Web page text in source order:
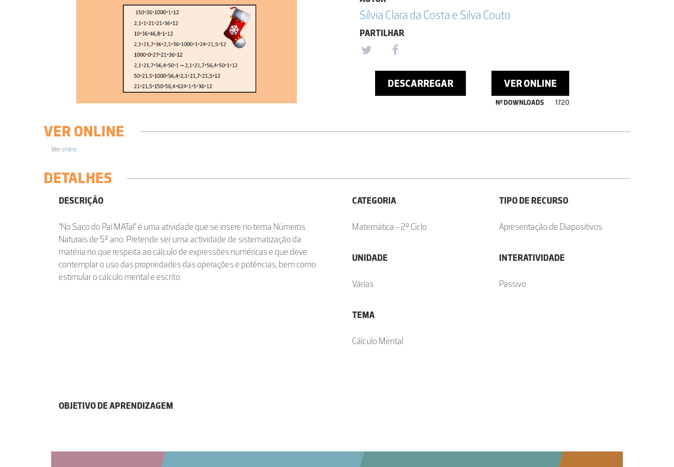
Sílvia Clara da Costa e Silva Couto
PARTILHAR
DESCARREGAR VER ONLINE
Nº DOWNLOADS 1720
VER ONLINE
Veronline.
DETALHES
DESCRIÇÃO
"No Saco do Pai MATal" é uma atividade que se insere no tema Números
Naturais de 5º ano. Pretende ser uma actividade de sistematização da
matéria no que respeita ao cálculo de expressões numéricas e que deve
contemplar o uso das propriedades das operações e potências, bem como
estimular o cálculo mental e escrito.
OBJETIVO DE APRENDIZAGEM
CATEGORIA
Matemática - 2º Ciclo
UNIDADE
Várias
TEMA
Cálculo Mental
TIPO DE RECURSO
Apresentação de Diapositivos
INTERATIVIDADE
Passivo